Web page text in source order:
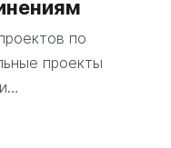
по
проекты